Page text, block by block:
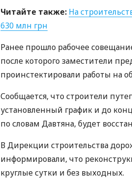
Читайте также: На
630 млн грн
Ранее прошло рабочее
после которого заместители
проинстектировали работы на
Сообщается, что строители
установленный график и до
по словам Давтяна, будет
В Дирекции строительства
информировали, что
круглые сутки и без выходных.